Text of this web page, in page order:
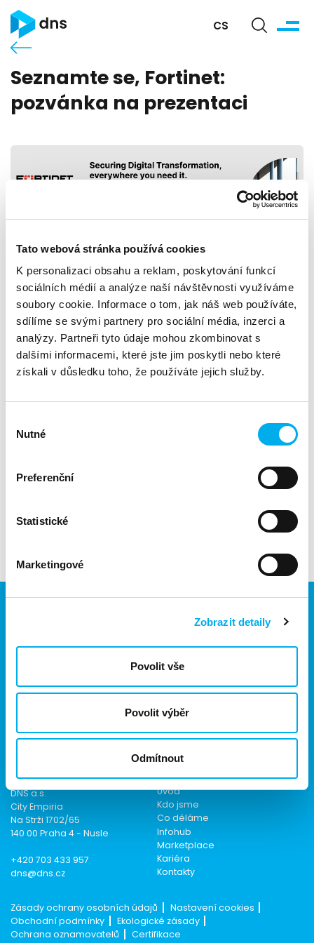
Tato webová stránka používá cookies
K personalizaci obsahu a reklam, poskytování funkcí
sociálních médií a analýze naší návštěvnosti využíváme
soubory cookie. Informace o tom, jak náš web používáte,
sdílíme se svými partnery pro sociální média, inzerci a
analýzy. Partneři tyto údaje mohou zkombinovat s
dalšími informacemi, které jste jim poskytli nebo které
získali v důsledku toho, že používáte jejich služby.
souhlasu
Nutné
Preferenční
Statistické
Marketingové
Zobrazit detaily
Povolit vše
Povolit výběr
Odmítnout
CS
Seznamte se, Fortinet:
pozvánka na prezentaci
Místo: Sídlo DNS, City Empiria, Na Strži 1702/65, 20.
Kontakt:
Adriana Petruláková
apetrulakova@dns.cz
Divize: Security
STAŇTE SE PARTNEREM LÍDRA V OBLASTI IT
dopolední brunch, kde představíme
špičkového výrobce v oblasti síťové bezpečnosti.
DNS.
neváhejte kontaktovat
Prosíme o registraci, kapacita je omezena.
Jsme součástí eD skupiny, ekosystému firem v oblasti IT,
obchodu, softwarových řešení, komunikace, e-commerce
a tržbami přesahujícími 16 miliard.
DNS a.s.
City Empiria
Na Strži 1702/65
140 00 Praha 4 - Nusle
+420 703 433 957
dns@dns.cz
Menu
Úvod
Kdo jsme
Co děláme
Infohub
Marketplace
Kariéra
Kontakty
Zásady ochrany osobních údajů
Nastavení cookies
Obchodní podmínky
Ekologické zásady
Ochrana oznamovatelů
Certifikace